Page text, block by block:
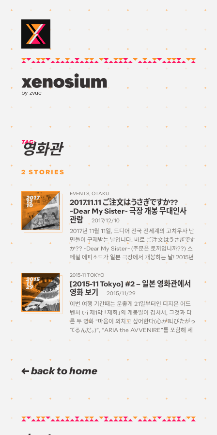
by zvuc
TAG:
영화관
2 STORIES
2017
12
10
EVENTS OTAKU
2017.11.11 ご注文はうさぎですか??
~Dear My Sister~ 극장 개봉 무대인사
관람
2017/12/10
2017년 11월 11일, 드디어 전국 전세계의 고치우사 난
민들이 구제받는 날입니다. 바로 ご注文はうさぎです
か?? ~Dear My Sister~ (주문은 토끼입니까??) 스
페셜 에피소드가 일본 극장에서 개봉하는 날! 2015년
어! 11월 11일이라는 날은 고치우사 팬들에게는 특별
한 의미를 […]
2015
11
29
2015-11 TOKYO
[2015-11 Tokyo] #2 – 일본 영화관에서
영화 보기
2015/11/29
이번 여행 기간때는 운좋게 21일부터인 디지몬 어드
벤쳐 tri 제1막 「재회」의 개봉일이 겹쳐서, 그것과 다
른 두 영화 “마음이 외치고 싶어한다(心が叫びたがっ
てるんだ。)”, “ARIA the AVVENIRE”를 포함해 세
편의 작품을 보고 왔습니다. 덕분에 일본 영화관 온라
back to home